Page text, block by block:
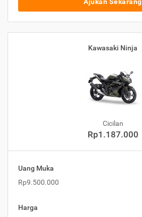
Ajukan Sekarang
Kawasaki Ninja
Cicilan
Rp1.187.000
Uang Muka
Rp9.500.000
Harga